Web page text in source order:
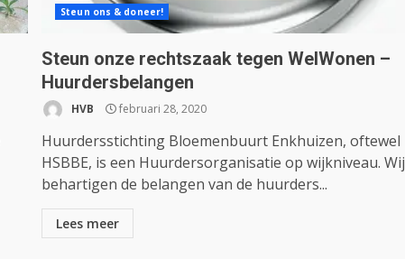
Steun ons & doneer!
Steun onze rechtszaak tegen WelWonen –
Huurdersbelangen
HVB februari 28, 2020
Huurdersstichting Bloemenbuurt Enkhuizen, oftewel
HSBBE, is een Huurdersorganisatie op wijkniveau. Wij
behartigen de belangen van de huurders...
Lees meer